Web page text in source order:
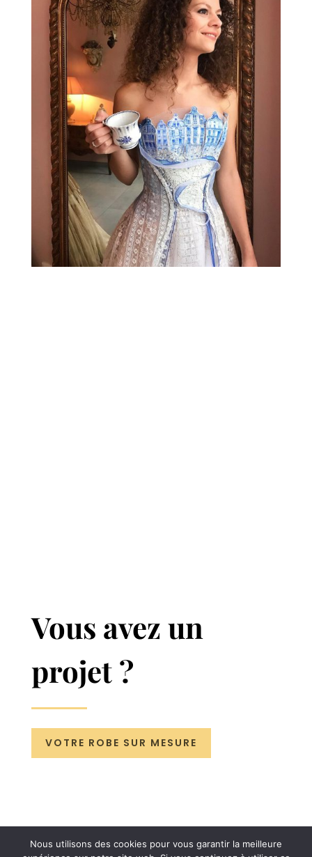
Vous avez un
projet ?
VOTRE ROBE SUR MESURE
Nous utilisons des cookies pour vous garantir la meilleure